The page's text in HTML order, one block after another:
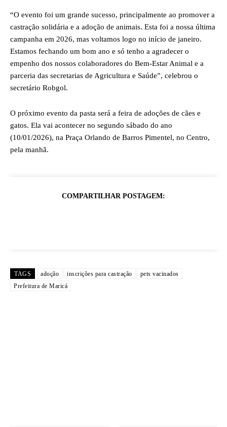
“O evento foi um grande sucesso, principalmente ao promover a
castração solidária e a adoção de animais. Esta foi a nossa última
campanha em 2026, mas voltamos logo no início de janeiro.
Estamos fechando um bom ano e só tenho a agradecer o
empenho dos nossos colaboradores do Bem-Estar Animal e a
parceria das secretarias de Agricultura e Saúde”, celebrou o
secretário Robgol.
O próximo evento da pasta será a feira de adoções de cães e
gatos. Ela vai acontecer no segundo sábado do ano
(10/01/2026), na Praça Orlando de Barros Pimentel, no Centro,
pela manhã.
COMPARTILHAR POSTAGEM:
TAGS adoção inscrições para castração
pets vacinados
Prefeitura de Maricá